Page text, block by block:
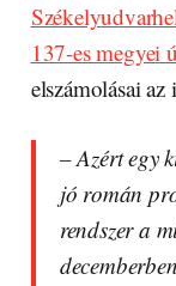
137-es megyei
elszámolásai
– Azért egy
jó román
rendszer a